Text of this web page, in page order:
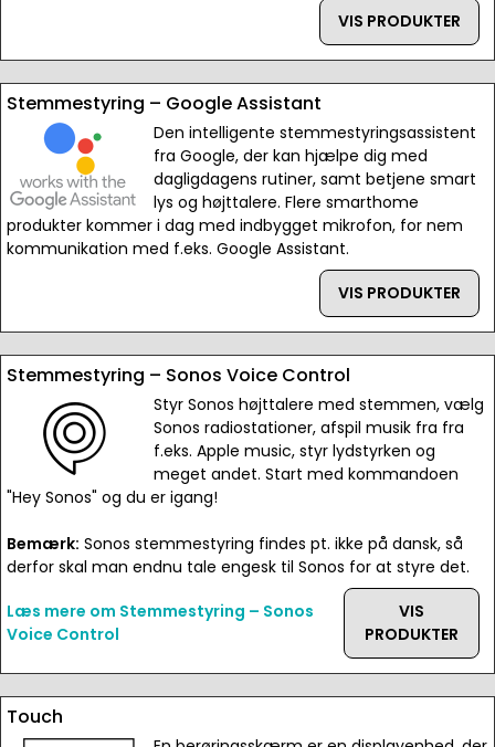
VIS PRODUKTER
Stemmestyring – Google Assistant
Den intelligente stemmestyringsassistent
fra Google, der kan hjælpe dig med
dagligdagens rutiner, samt betjene smart
lys og højttalere. Flere smarthome
produkter kommer i dag med indbygget mikrofon, for nem
kommunikation med f.eks. Google Assistant.
VIS PRODUKTER
Stemmestyring – Sonos Voice Control
Styr Sonos højttalere med stemmen, vælg
Sonos radiostationer, afspil musik fra fra
f.eks. Apple music, styr lydstyrken og
meget andet. Start med kommandoen
"Hey Sonos" og du er igang!
Bemærk: Sonos stemmestyring findes pt. ikke på dansk, så
derfor skal man endnu tale engesk til Sonos for at styre det.
Læs mere om Stemmestyring – Sonos
Voice Control
VIS
PRODUKTER
Touch